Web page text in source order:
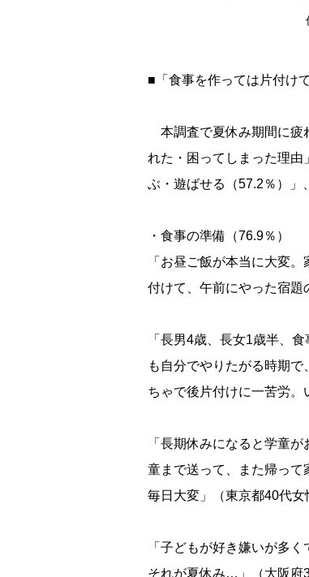
■「食事を作っては片付け
本調査で夏休み期間に疲
れた・困ってしまった理由
ぶ・遊ばせる（57.2％）」
・食事の準備（76.9％）
「お昼ご飯が本当に大変
付けて、午前にやった宿題
「長男4歳、長女1歳半、
も自分でやりたがる時期
ちゃで後片付けに一苦労
「長期休みになると学童
童まで送って、また帰って
毎日大変」（東京都40代女
「子どもが好き嫌いが多
それが夏休み…」（大阪府